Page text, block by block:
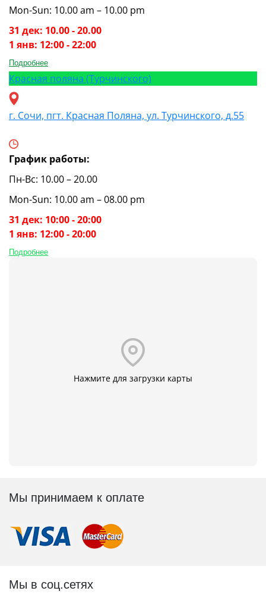
Mon-Sun: 10.00 am – 10.00 pm
31 дек: 10.00 - 20.00
1 янв: 12:00 - 22:00
Подробнее
Красная поляна (Турчинского)
г. Сочи, пгт. Красная Поляна, ул. Турчинского, д.55
График работы:
Пн-Вс: 10.00 – 20.00
Mon-Sun: 10.00 am – 08.00 pm
31 дек: 10:00 - 20:00
1 янв: 12:00 - 20:00
Подробнее
Нажмите для загрузки карты
Мы принимаем к оплате
Мы в соц.сетях